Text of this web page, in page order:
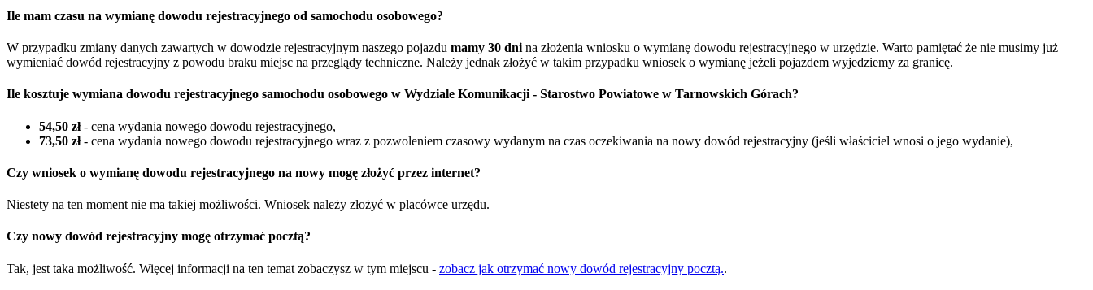
Ile mam czasu na wymianę dowodu rejestracyjnego od samochodu osobowego?
W przypadku zmiany danych zawartych w dowodzie rejestracyjnym naszego pojazdu mamy 30 dni na złożenia wniosku o wymianę dowodu rejestracyjnego w urzędzie. Warto pamiętać że nie musimy już
wymieniać dowód rejestracyjny z powodu braku miejsc na przeglądy techniczne. Należy jednak złożyć w takim przypadku wniosek o wymianę jeżeli pojazdem wyjedziemy za granicę.
Ile kosztuje wymiana dowodu rejestracyjnego samochodu osobowego w Wydziale Komunikacji - Starostwo Powiatowe w Tarnowskich Górach?
54,50 zł- cena wydania nowego dowodu rejestracyjnego,
73,50 zł- cena wydania nowego dowodu rejestracyjnego wraz z pozwoleniem czasowy wydanym na czas oczekiwania na nowy dowód rejestracyjny (jeśli właściciel wnosi o jego wydanie),
Czy wniosek o wymianę dowodu rejestracyjnego na nowy mogę złożyć przez internet?
Niestety na ten moment nie ma takiej możliwości. Wniosek należy złożyć w placówce urzędu.
Czy nowy dowód rejestracyjny mogę otrzymać pocztą?
Tak, jest taka możliwość. Więcej informacji na ten temat zobaczysz w tym miejscu - zobacz jak otrzymać nowy dowód rejestracyjny pocztą..